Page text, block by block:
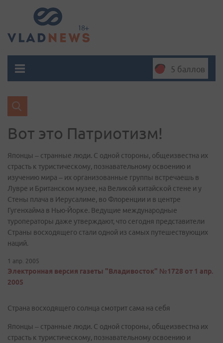
5 баллов
Вот это Патриотизм!
Японцы – странные люди. С одной стороны, общеизвестна их
страсть к туристическому, познавательному освоению и
изучению мира – их организованные группы встречаешь в
Лувре и Британском музее, на Великой китайской стене и у
Стены плача в Иерусалиме, во Флоренции и в центре
Гугенхайма в Нью-Йорке. Ведущие международные
туроператоры даже утверждают, что сегодня представители
Страны восходящего стали одной из самых путешествующих
наций.
1 апр. 2005
Электронная версия газеты "Владивосток" №1728 от 1 апр.
2005
Страна восходящего солнца смотрит сама на себя
Японцы – странные люди. С одной стороны, общеизвестна их
страсть к туристическому, познавательному освоению и